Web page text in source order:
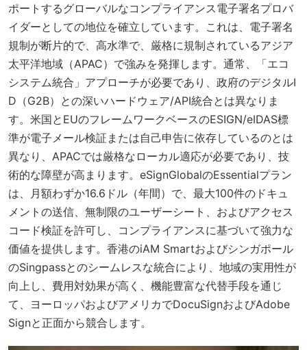
ポートするグローバルなコンプライアンス電子署名プロバ
イダーとしての地位を確立しています。これは、電子署名
規制が断片的で、高水準で、厳格に規制されているアジア
太平洋地域（APAC）で強みを発揮します。通常、「エコ
システム統合」アプローチが必要であり、政府のデジタルI
D（G2B）との深いハードウェア/API統合とは異なりま
す。米国とEUのフレームワークベースのESIGN/eIDAS標
準が電子メール検証または自己申告に依存しているのとは
異なり、APACでは厳格なローカル適応が必要であり、技
術的な障壁が高まります。eSignGlobalのEssentialプラン
は、月額わずか16.6ドル（年間）で、最大100件のドキュ
メントの送信、無制限のユーザーシート、およびアクセス
コード検証を許可し、コンプライアンスに基づいて強力な
価値を提供します。香港のiAM Smartおよびシンガポール
のSingpassとのシームレスな統合により、地域の実用性が
向上し、費用対効果が高く、機能豊富な代替手段を通じ
て、ヨーロッパおよびアメリカでDocuSignおよびAdobe
Signと正面から競合します。